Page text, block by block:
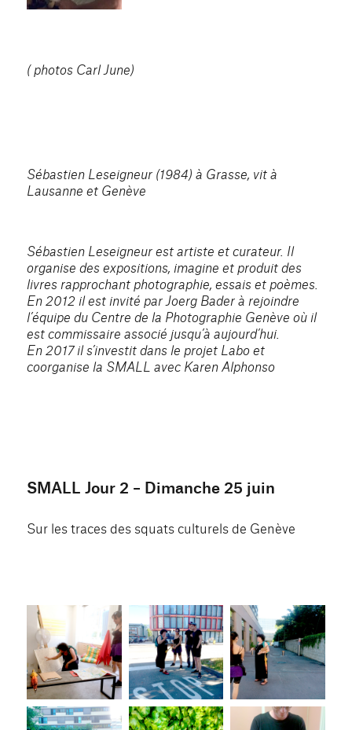
( photos Carl June)
Sébastien Leseigneur (1984) à Grasse, vit à
Lausanne et Genève
Sébastien Leseigneur est artiste et curateur. Il
organise des expositions, imagine et produit des
livres rapprochant photographie, essais et poèmes.
En 2012 il est invité par Joerg Bader à rejoindre
l’équipe du Centre de la Photographie Genève où il
est commissaire associé jusqu’à aujourd’hui.
En 2017 il s’investit dans le projet Labo et
coorganise la SMALL avec Karen Alphonso
SMALL Jour 2 – Dimanche 25 juin
Sur les traces des squats culturels de Genève